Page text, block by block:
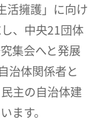
活擁護」に向け
、中央21団体
集会へと発展
治体関係者と
主の自治体建
ます。